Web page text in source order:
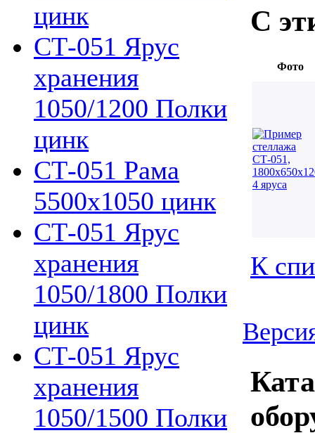
цинк
СТ-051 Ярус
хранения
1050/1200 Полки
цинк
СТ-051 Рама
5500х1050 цинк
СТ-051 Ярус
хранения
1050/1800 Полки
цинк
СТ-051 Ярус
хранения
1050/1500 Полки
С
Фото
К